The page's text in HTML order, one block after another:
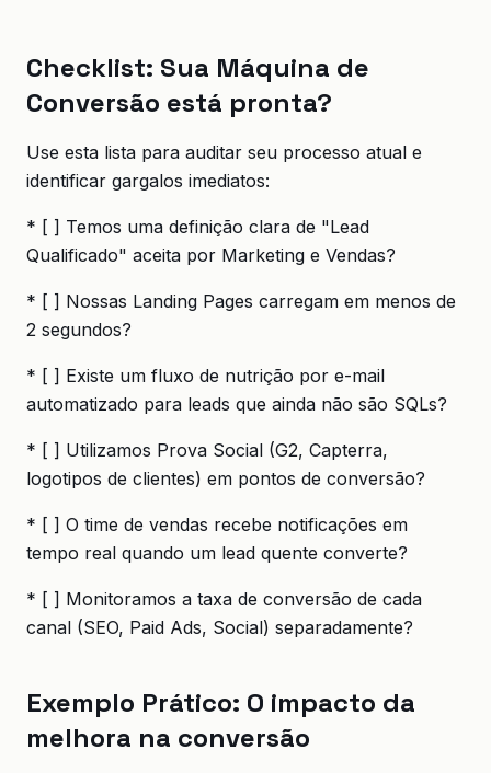
Checklist: Sua Máquina de
Conversão está pronta?
Use esta lista para auditar seu processo atual e
identificar gargalos imediatos:
* [ ] Temos uma definição clara de "Lead
Qualificado" aceita por Marketing e Vendas?
* [ ] Nossas Landing Pages carregam em menos de
2 segundos?
* [ ] Existe um fluxo de nutrição por e-mail
automatizado para leads que ainda não são SQLs?
* [ ] Utilizamos Prova Social (G2, Capterra,
logotipos de clientes) em pontos de conversão?
* [ ] O time de vendas recebe notificações em
tempo real quando um lead quente converte?
* [ ] Monitoramos a taxa de conversão de cada
canal (SEO, Paid Ads, Social) separadamente?
Exemplo Prático: O impacto da
melhora na conversão